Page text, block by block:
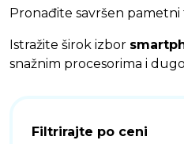
Pronađite savršen pametni
Istražite širok izbor
snažnim procesorima i
Filtrirajte po ceni